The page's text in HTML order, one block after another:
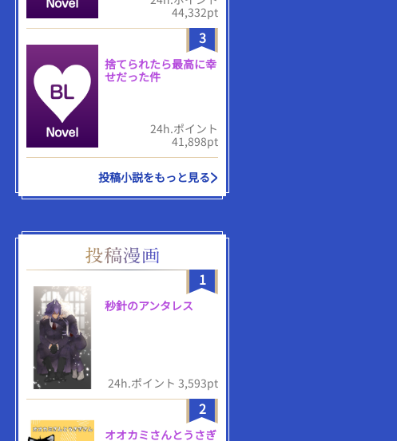
44,332pt
3
捨てられたら最高に幸
せだった件
24h.ポイント
41,898pt
投稿小説をもっと見る
1
秒針のアンタレス
24h.ポイント 3,593pt
2
オオカミさんとうさぎ